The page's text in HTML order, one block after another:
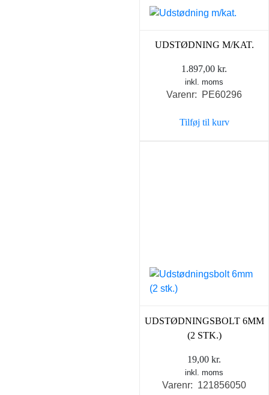
UDSTØDNING M/KAT.
1.897,00 kr.
inkl. moms
Varenr: PE60296
Tilføj til kurv
UDSTØDNINGSBOLT 6MM
(2 STK.)
19,00 kr.
inkl. moms
Varenr: 121856050